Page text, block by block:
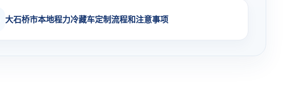
大石桥市本地程力冷藏车定制流程和注意事项